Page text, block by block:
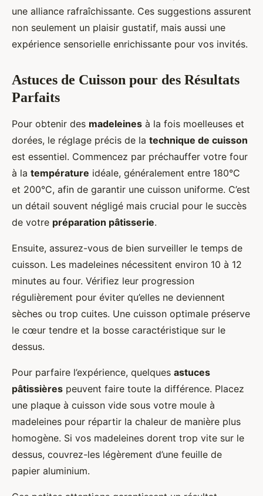
une alliance rafraîchissante. Ces suggestions assurent
non seulement un plaisir gustatif, mais aussi une
expérience sensorielle enrichissante pour vos invités.
Astuces de Cuisson pour des Résultats
Parfaits
Pour obtenir des madeleines à la fois moelleuses et
dorées, le réglage précis de la technique de cuisson
est essentiel. Commencez par préchauffer votre four
à la température idéale, généralement entre 180°C
et 200°C, afin de garantir une cuisson uniforme. C’est
un détail souvent négligé mais crucial pour le succès
de votre préparation pâtisserie.
Ensuite, assurez-vous de bien surveiller le temps de
cuisson. Les madeleines nécessitent environ 10 à 12
minutes au four. Vérifiez leur progression
régulièrement pour éviter qu’elles ne deviennent
sèches ou trop cuites. Une cuisson optimale préserve
le cœur tendre et la bosse caractéristique sur le
dessus.
Pour parfaire l’expérience, quelques astuces
pâtissières peuvent faire toute la différence. Placez
une plaque à cuisson vide sous votre moule à
madeleines pour répartir la chaleur de manière plus
homogène. Si vos madeleines dorent trop vite sur le
dessus, couvrez-les légèrement d’une feuille de
papier aluminium.